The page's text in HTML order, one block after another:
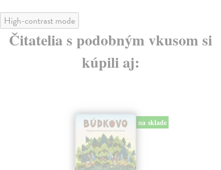
High-contrast mode
Čitatelia s podobným vkusom si
kúpili aj:
na sklade